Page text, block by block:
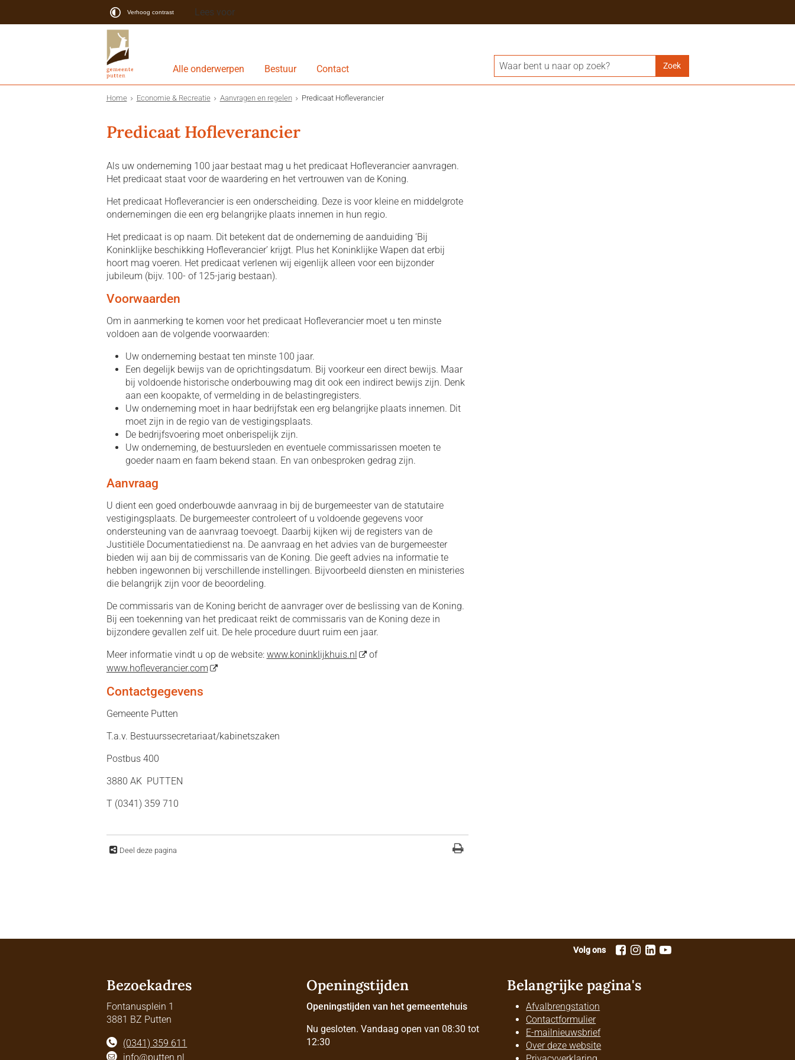
Verhoog contrast Lees voor
Alle onderwerpen Bestuur Contact
Home Economie & Recreatie Aanvragen en regelen Predicaat Hofleverancier
Predicaat Hofleverancier
Als uw onderneming 100 jaar bestaat mag u het predicaat Hofleverancier aanvragen.
Het predicaat staat voor de waardering en het vertrouwen van de Koning.
Het predicaat Hofleverancier is een onderscheiding. Deze is voor kleine en middelgrote
ondernemingen die een erg belangrijke plaats innemen in hun regio.
Het predicaat is op naam. Dit betekent dat de onderneming de aanduiding ‘Bij
Koninklijke beschikking Hofleverancier’ krijgt. Plus het Koninklijke Wapen dat erbij
hoort mag voeren. Het predicaat verlenen wij eigenlijk alleen voor een bijzonder
jubileum (bijv. 100- of 125-jarig bestaan).
Voorwaarden
Om in aanmerking te komen voor het predicaat Hofleverancier moet u ten minste
voldoen aan de volgende voorwaarden:
Uw onderneming bestaat ten minste 100 jaar.
Een degelijk bewijs van de oprichtingsdatum. Bij voorkeur een direct bewijs. Maar
bij voldoende historische onderbouwing mag dit ook een indirect bewijs zijn. Denk
aan een koopakte, of vermelding in de belastingregisters.
Uw onderneming moet in haar bedrijfstak een erg belangrijke plaats innemen. Dit
moet zijn in de regio van de vestigingsplaats.
De bedrijfsvoering moet onberispelijk zijn.
Uw onderneming, de bestuursleden en eventuele commissarissen moeten te
goeder naam en faam bekend staan. En van onbesproken gedrag zijn.
Aanvraag
U dient een goed onderbouwde aanvraag in bij de burgemeester van de statutaire
vestigingsplaats. De burgemeester controleert of u voldoende gegevens voor
ondersteuning van de aanvraag toevoegt. Daarbij kijken wij de registers van de
Justitiële Documentatiedienst na. De aanvraag en het advies van de burgemeester
bieden wij aan bij de commissaris van de Koning. Die geeft advies na informatie te
hebben ingewonnen bij verschillende instellingen. Bijvoorbeeld diensten en ministeries
die belangrijk zijn voor de beoordeling.
De commissaris van de Koning bericht de aanvrager over de beslissing van de Koning.
Bij een toekenning van het predicaat reikt de commissaris van de Koning deze in
bijzondere gevallen zelf uit. De hele procedure duurt ruim een jaar.
Meer informatie vindt u op de website: www.koninklijkhuis.nl
of
www.hofleverancier.com
Contactgegevens
Gemeente Putten
T.a.v. Bestuurssecretariaat/kabinetszaken
Postbus 400
3880 AK PUTTEN
T (0341) 359 710
Deel deze pagina
Volg ons
Bezoekadres
Fontanusplein 1
3881 BZ Putten
(0341) 359 611
info@putten.nl
Openingstijden
Openingstijden van het gemeentehuis
Nu gesloten. Vandaag open van 08:30 tot
12:30
Belangrijke pagina's
Afvalbrengstation
Contactformulier
E-mailnieuwsbrief
Over deze website